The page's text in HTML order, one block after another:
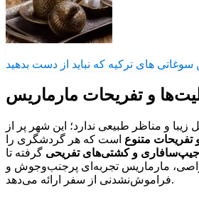
سوغاتی های ترکیه که نباید از دست بدهید
و تفریحات مارماریس
و مناظر طبیعی ندارد؛ این شهر پر از
متنوع است که هر گردشگری را
جیپ‌سافاری و کشتی‌های تفریحی گرفته تا
مارماریس تجربه‌ای پرجنب‌وجوش و
فراموش‌نشدنی از سفر ارائه می‌دهد.